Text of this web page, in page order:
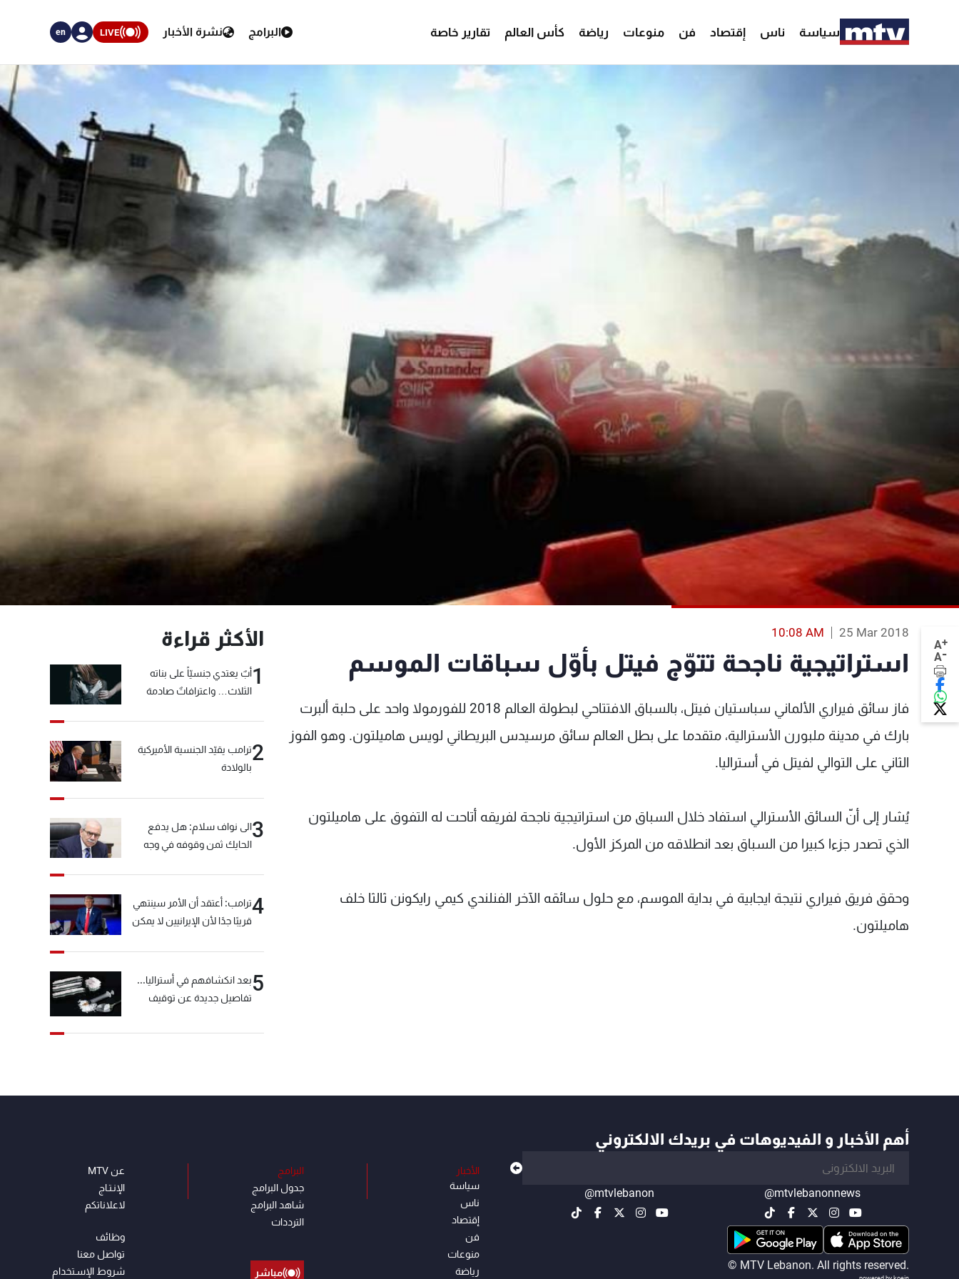
سياسة ناس إقتصاد فن منوعات رياضة كأس العالم تقارير خاصة البرامج نشرة الأخبار LIVE
en
A+
A-
25 Mar 2018
10:08 AM
استراتيجية ناجحة تتوّج فيتل بأوّل سباقات الموسم
فاز سائق فيراري الألماني سباستيان فيتل، بالسباق الافتتاحي لبطولة العالم 2018 للفورمولا واحد على حلبة ألبرت
بارك في مدينة ملبورن الأسترالية، متقدما على بطل العالم سائق مرسيدس البريطاني لويس هاميلتون. وهو الفوز
الثاني على التوالي لفيتل في أستراليا.
يُشار إلى أنّ السائق الأسترالي استفاد خلال السباق من استراتيجية ناجحة لفريقه أتاحت له التفوق على هاميلتون
الذي تصدر جزءا كبيرا من السباق بعد انطلاقه من المركز الأول.
وحقق فريق فيراري نتيجة ايجابية في بداية الموسم، مع حلول سائقه الآخر الفنلندي كيمي رايكونن ثالثا خلف
هاميلتون.
الأكثر قراءة
1أبٌ يعتدي جنسيّاً على بناته
الثلاث… واعترافاتٌ صادمة
2ترامب يقيّد الجنسية الأميركية
بالولادة
3الى نواف سلام: هل يدفع
الحايك ثمن وقوفه في وجه
4ترامب: أعتقد أن الأمر سينتهي
قريبًا جدًا لأن الإيرانيين لا يمكن
5بعد انكشافهم في أستراليا...
تفاصيل جديدة عن توقيف
أهم الأخبار و الفيديوهات في بريدك الالكتروني
@mtvlebanonnews
@mtvlebanon
© MTV Lebanon. All rights reserved.
الأخبار
سياسة
ناس
إقتصاد
فن
منوعات
رياضة
البرامج
جدول البرامج
شاهد البرامج
الترددات
مباشر
عن MTV
الإنـتـاج
لاعلاناتكم
وظائف
تواصل معنا
شروط الإسـتخدام